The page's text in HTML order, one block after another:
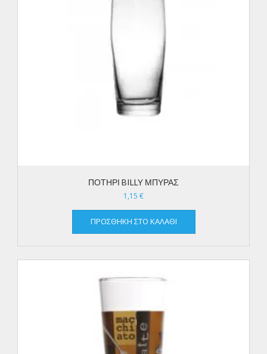
ΠΟΤΗΡΙ BILLY ΜΠΥΡΑΣ
1,15 €
ΠΡΟΣΘΉΚΗ ΣΤΟ ΚΑΛΆΘΙ